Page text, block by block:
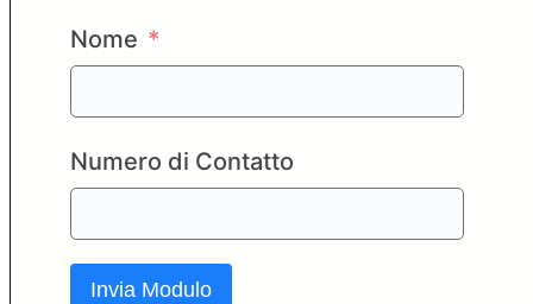
Nome
Numero di Contatto
Invia Modulo